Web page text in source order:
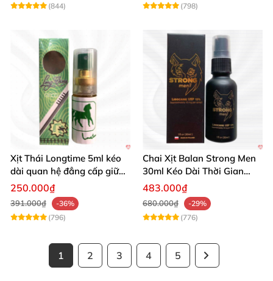
(844)
(798)
Xịt Thái Longtime 5ml kéo
dài quan hệ đẳng cấp giữ
cuộc yêu
250.000₫
391.000₫
-36%
(796)
Chai Xịt Balan Strong Men
30ml Kéo Dài Thời Gian
Quan Hệ
483.000₫
680.000₫
-29%
(776)
1 2 3 4 5